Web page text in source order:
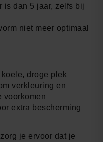
is dan 5 jaar, zelfs bij
niet meer optimaal
droge plek
verkleuring en
voorkomen
extra bescherming
je ervoor dat je